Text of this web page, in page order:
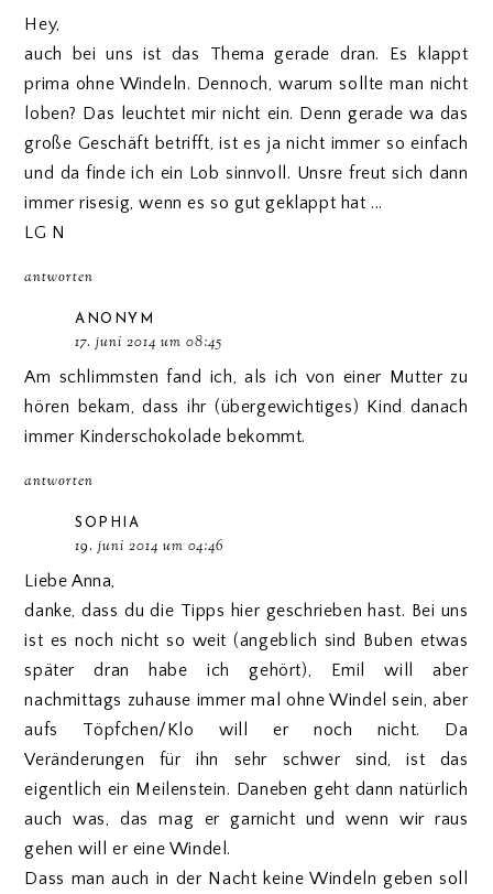
Hey,
auch bei uns ist das Thema gerade dran. Es klappt
prima ohne Windeln. Dennoch, warum sollte man nicht
loben? Das leuchtet mir nicht ein. Denn gerade wa das
große Geschäft betrifft, ist es ja nicht immer so einfach
und da finde ich ein Lob sinnvoll. Unsre freut sich dann
immer risesig, wenn es so gut geklappt hat ...
LG N
antworten
ANONYM
17. juni 2014 um 08:45
Am schlimmsten fand ich, als ich von einer Mutter zu
hören bekam, dass ihr (übergewichtiges) Kind danach
immer Kinderschokolade bekommt.
antworten
SOPHIA
19. juni 2014 um 04:46
Liebe Anna,
danke, dass du die Tipps hier geschrieben hast. Bei uns
ist es noch nicht so weit (angeblich sind Buben etwas
später dran habe ich gehört), Emil will aber
nachmittags zuhause immer mal ohne Windel sein, aber
aufs Töpfchen/Klo will er noch nicht. Da
Veränderungen für ihn sehr schwer sind, ist das
eigentlich ein Meilenstein. Daneben geht dann natürlich
auch was, das mag er garnicht und wenn wir raus
gehen will er eine Windel.
Dass man auch in der Nacht keine Windeln geben soll